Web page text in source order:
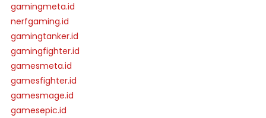
gamingmeta.id
nerfgaming.id
gamingtanker.id
gamingfighter.id
gamesmeta.id
gamesfighter.id
gamesmage.id
gamesepic.id